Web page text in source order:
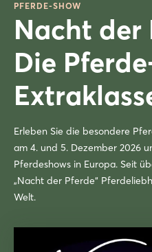
PFERDE-SHOW
Nacht der
Die
Erleben Sie die besondere
am 4. und 5. Dezember 2026
Pferdeshows in Europa. Seit
„Nacht der Pferde“
Welt.